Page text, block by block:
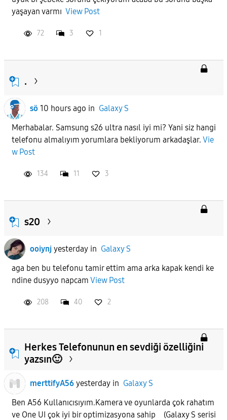
yaşayan varmı View Post
72 3 1
.
sö 10 hours ago in Galaxy S
Merhabalar. Samsung s26 ultra nasıl iyi mi? Yani siz hangi
telefonu almalıyım yorumlara bekliyorum arkadaşlar. Vie
w Post
134 11 3
s20
ooiynj yesterdayin Galaxy S
aga ben bu telefonu tamir ettim ama arka kapak kendi ke
ndine dusyyo napcam View Post
208 40 2
Herkes Telefonunun en sevdiği özelliğini
yazsın🙂
merttifyA56 yesterdayin Galaxy S
Ben A56 Kullanıcısıyım.Kamera ve oyunlarda çok rahatım
ve One UI çok iyi bir optimizasyona sahip (Galaxy S serisi